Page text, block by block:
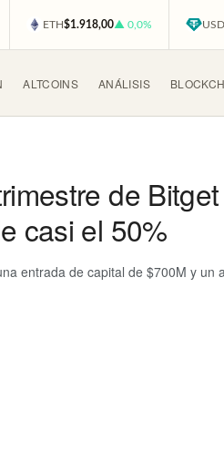
ETH$1.918,00▲ 0,0%
ALTCOINS ANÁLISIS
de
casi el 50%
entrada de capital de $700M y un